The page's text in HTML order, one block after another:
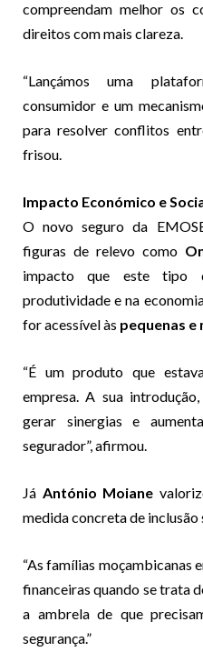
compreendam melhor os
direitos com mais clareza.
“Lançámos uma
consumidor e um
para resolver conflitos
frisou.
Impacto Económico e
O novo seguro da
figuras de relevo como
impacto que este tipo
produtividade e na
for acessível às pequenas e
“É um produto que
empresa. A sua
gerar sinergias e
segurador”, afirmou.
Já António Moiane
medida concreta de inclusão
“As famílias moçambicanas
financeiras quando se trata
a ambrela de que
segurança.”